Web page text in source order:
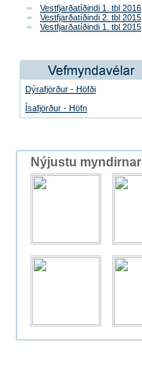
Vestfjarðatíðindi 1. tbl 2016
Vestfjarðatíðindi 2. tbl 2015
Vestfjarðatíðindi 1. tbl 2015
Dýrafjörður - Höfði
Ísafjörður - Höfn
Nýjustu myndirnar